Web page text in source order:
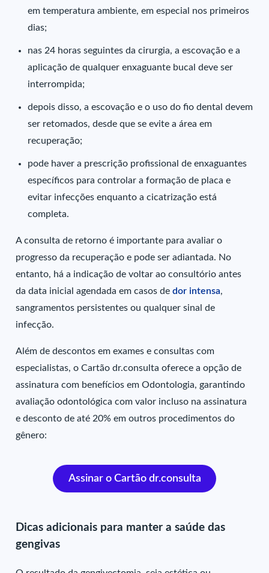
em temperatura ambiente, em especial nos primeiros
dias;
nas 24 horas seguintes da cirurgia, a escovação e a
aplicação de qualquer enxaguante bucal deve ser
interrompida;
depois disso, a escovação e o uso do fio dental devem
ser retomados, desde que se evite a área em
recuperação;
pode haver a prescrição profissional de enxaguantes
específicos para controlar a formação de placa e
evitar infecções enquanto a cicatrização está
completa.
A consulta de retorno é importante para avaliar o
progresso da recuperação e pode ser adiantada. No
entanto, há a indicação de voltar ao consultório antes
da data inicial agendada em casos dedor intensa,
sangramentos persistentes ou qualquer sinal de
infecção.
Além de descontos em exames e consultas com
especialistas, o Cartão dr.consulta oferece a opção de
assinatura com benefícios em Odontologia, garantindo
avaliação odontológica com valor incluso na assinatura
e desconto de até 20% em outros procedimentos do
gênero:
Assinar o Cartão dr.consulta
Dicas adicionais para manter a saúde das
gengivas